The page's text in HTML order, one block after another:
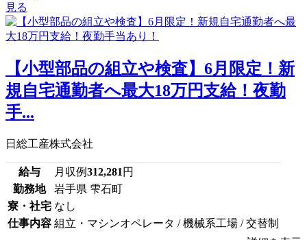
見る
【小型部品の組立や検査】6月限定！新
規自宅通勤者へ最大18万円支給！夜勤
手...
日総工産株式会社
給与 月収例312,281 円
勤務地
岩手県 雫石町
寮・社宅 なし
仕事内容 組立・マシンオペレータ / 機械系工場 / 交替制